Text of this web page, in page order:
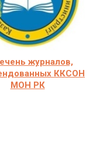
журналов,
ККСОН
МОН РК